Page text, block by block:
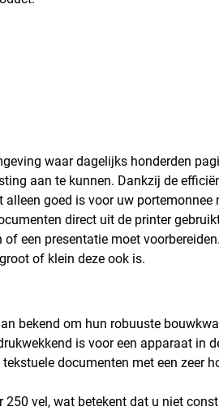
waar dagelijks honderden
aan te kunnen. Dankzij de
goed is voor uw
direct uit de printer
een presentatie moet
of klein deze ook is.
bekend om hun robuuste
is voor een apparaat in
documenten met een zeer
vel, wat betekent dat u niet